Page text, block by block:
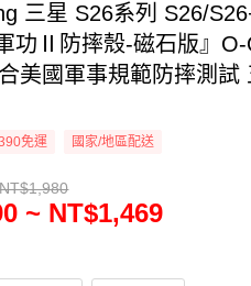
三星 S26系列 S26/
功Ⅱ防摔殼-磁石版』
美國軍事規範防摔測試
免運 國家/地區配送
~ NT$1,469